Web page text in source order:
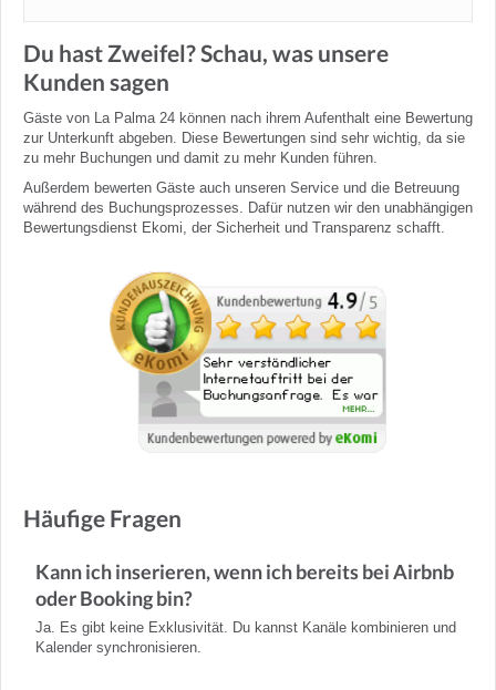
Du hast Zweifel? Schau, was unsere
Kunden sagen
Gäste von La Palma 24 können nach ihrem Aufenthalt eine Bewertung
zur Unterkunft abgeben. Diese Bewertungen sind sehr wichtig, da sie
zu mehr Buchungen und damit zu mehr Kunden führen.
Außerdem bewerten Gäste auch unseren Service und die Betreuung
während des Buchungsprozesses. Dafür nutzen wir den unabhängigen
Bewertungsdienst Ekomi, der Sicherheit und Transparenz schafft.
Häufige Fragen
Kann ich inserieren, wenn ich bereits bei Airbnb
oder Booking bin?
Ja. Es gibt keine Exklusivität. Du kannst Kanäle kombinieren und
Kalender synchronisieren.